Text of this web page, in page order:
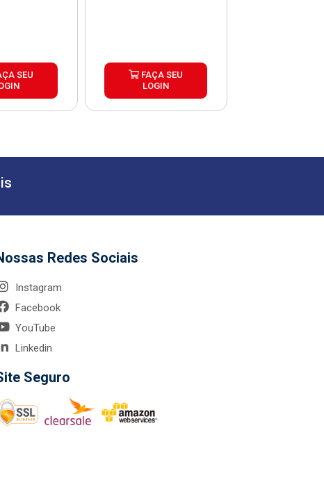
SEU
FAÇA SEU
LOGIN
Redes Sociais
Instagram
Facebook
YouTube
Linkedin
Seguro